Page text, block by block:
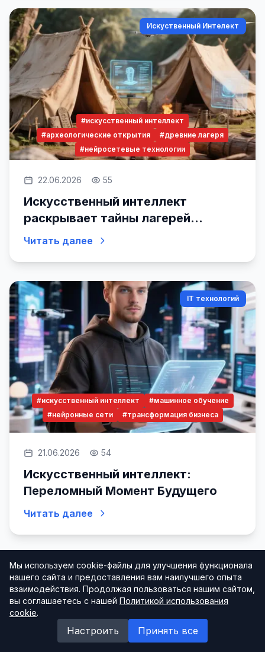
Искуственный Интелект
#искусственный интеллект
#археологические открытия
#древние лагеря
#нейросетевые технологии
22.06.2026 55
Искусственный интеллект
раскрывает тайны лагерей
древности
Читать далее
IT технологий
#искусственный интеллект
#машинное обучение
#нейронные сети
#трансформация бизнеса
21.06.2026 54
Искусственный интеллект:
Переломный Момент Будущего
Читать далее
Искуственный Интелект
Мы используем cookie-файлы для улучшения функционала
нашего сайта и предоставления вам наилучшего опыта
взаимодействия. Продолжая пользоваться нашим сайтом,
вы соглашаетесь с нашей Политикой использования
cookie.
Настроить Принять все